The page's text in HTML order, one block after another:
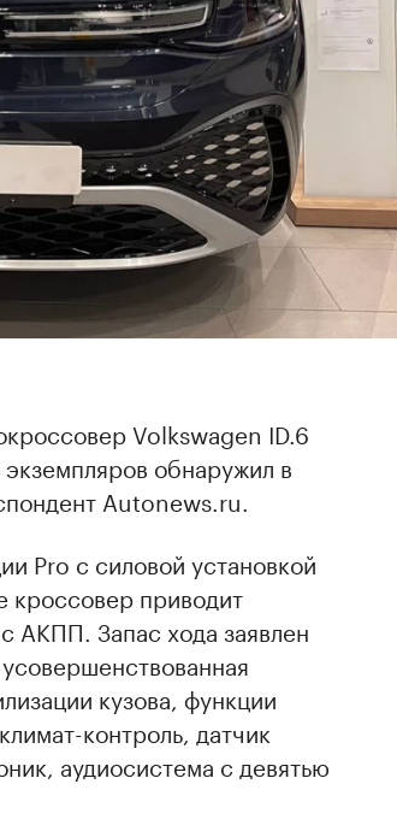
Volkswagen ID.6
обнаружил в
Autonews.ru.
Pro с силовой установкой
приводит
АКПП. Запас хода заявлен
кузова, функции
контроль, датчик
аудиосистема с девятью